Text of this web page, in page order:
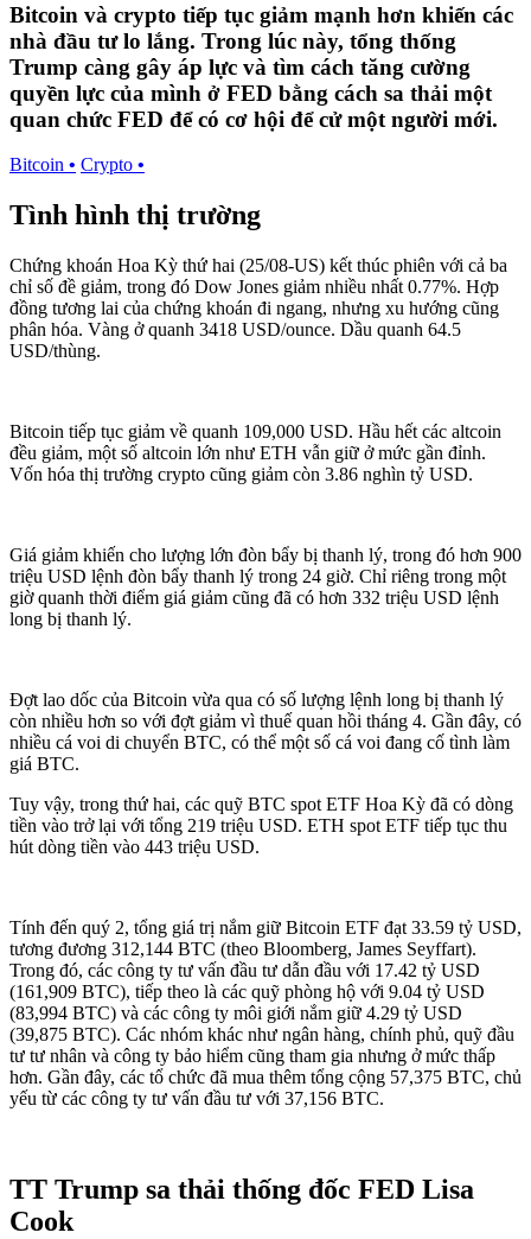
Bitcoin và crypto tiếp tục giảm mạnh hơn khiến các
nhà đầu tư lo lắng. Trong lúc này, tổng thống
Trump càng gây áp lực và tìm cách tăng cường
quyền lực của mình ở FED bằng cách sa thải một
quan chức FED để có cơ hội để cử một người mới.
Bitcoin • Crypto •
Tình hình thị trường
Chứng khoán Hoa Kỳ thứ hai (25/08-US) kết thúc phiên với cả ba
chỉ số đề giảm, trong đó Dow Jones giảm nhiều nhất 0.77%. Hợp
đồng tương lai của chứng khoán đi ngang, nhưng xu hướng cũng
phân hóa. Vàng ở quanh 3418 USD/ounce. Dầu quanh 64.5
USD/thùng.
Bitcoin tiếp tục giảm về quanh 109,000 USD. Hầu hết các altcoin
đều giảm, một số altcoin lớn như ETH vẫn giữ ở mức gần đỉnh.
Vốn hóa thị trường crypto cũng giảm còn 3.86 nghìn tỷ USD.
Giá giảm khiến cho lượng lớn đòn bẩy bị thanh lý, trong đó hơn 900
triệu USD lệnh đòn bẩy thanh lý trong 24 giờ. Chỉ riêng trong một
giờ quanh thời điểm giá giảm cũng đã có hơn 332 triệu USD lệnh
long bị thanh lý.
Đợt lao dốc của Bitcoin vừa qua có số lượng lệnh long bị thanh lý
còn nhiều hơn so với đợt giảm vì thuế quan hồi tháng 4. Gần đây, có
nhiều cá voi di chuyển BTC, có thể một số cá voi đang cố tình làm
giá BTC.
Tuy vậy, trong thứ hai, các quỹ BTC spot ETF Hoa Kỳ đã có dòng
tiền vào trở lại với tổng 219 triệu USD. ETH spot ETF tiếp tục thu
hút dòng tiền vào 443 triệu USD.
Tính đến quý 2, tổng giá trị nắm giữ Bitcoin ETF đạt 33.59 tỷ USD,
tương đương 312,144 BTC (theo Bloomberg, James Seyffart).
Trong đó, các công ty tư vấn đầu tư dẫn đầu với 17.42 tỷ USD
(161,909 BTC), tiếp theo là các quỹ phòng hộ với 9.04 tỷ USD
(83,994 BTC) và các công ty môi giới nắm giữ 4.29 tỷ USD
(39,875 BTC). Các nhóm khác như ngân hàng, chính phủ, quỹ đầu
tư tư nhân và công ty bảo hiểm cũng tham gia nhưng ở mức thấp
hơn. Gần đây, các tổ chức đã mua thêm tổng cộng 57,375 BTC, chủ
yếu từ các công ty tư vấn đầu tư với 37,156 BTC.
TT Trump sa thải thống đốc FED Lisa
Cook